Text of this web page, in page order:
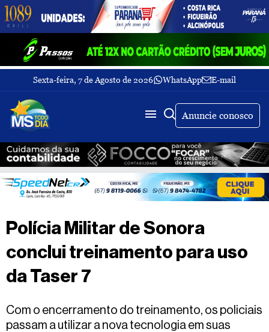
Sexta-feira, 7 de Agosto de 2026 WhatsApp E-mail
Fechar Menu
Últimas
notícias
Galeria
de
fotos
Sobre
Nós
TV
MS
dia
Fale
Anuncie conosco
Buscar
Polícia Militar de Sonora
conclui treinamento para uso
da Taser 7
Com o encerramento do treinamento, os policiais
passam a utilizar a nova tecnologia em suas